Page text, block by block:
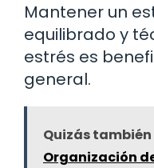
Mantener un
equilibrado y
estrés es
general.
Quizás
Organización